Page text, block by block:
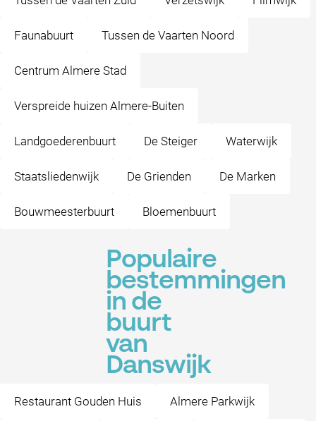
Faunabuurt Tussen de Vaarten Noord
Centrum Almere Stad
Verspreide huizen Almere-Buiten
Landgoederenbuurt De Steiger Waterwijk
Staatsliedenwijk De Grienden De Marken
Bouwmeesterbuurt Bloemenbuurt
Populaire
bestemmingen
in de
buurt
van
Danswijk
Restaurant Gouden Huis Almere Parkwijk